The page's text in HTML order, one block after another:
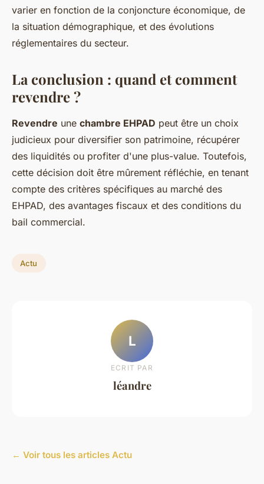
varier en fonction de la conjoncture économique, de
la situation démographique, et des évolutions
réglementaires du secteur.
La conclusion : quand et comment
revendre ?
Revendre une chambre EHPAD peut être un choix
judicieux pour diversifier son patrimoine, récupérer
des liquidités ou profiter d'une plus-value. Toutefois,
cette décision doit être mûrement réfléchie, en tenant
compte des critères spécifiques au marché des
EHPAD, des avantages fiscaux et des conditions du
bail commercial.
Actu
L
ECRIT PAR
léandre
← Voir tous les articles Actu